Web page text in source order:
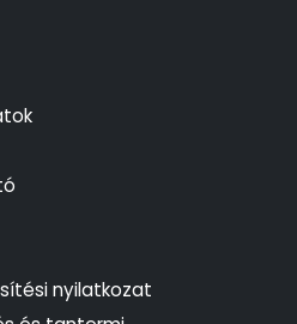
nyilatkozat